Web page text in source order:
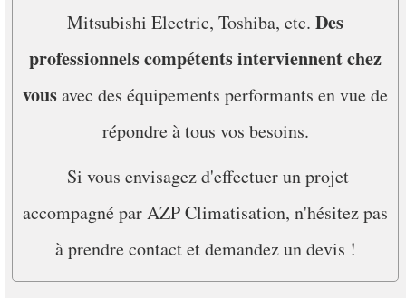
Mitsubishi Electric, Toshiba, etc. Des
professionnels compétents interviennent chez
vousavec des équipements performants en vue de
répondre à tous vos besoins.
Si vous envisagez d'effectuer un projet
accompagné par AZP Climatisation, n'hésitez pas
à prendre contact et demandez un devis !